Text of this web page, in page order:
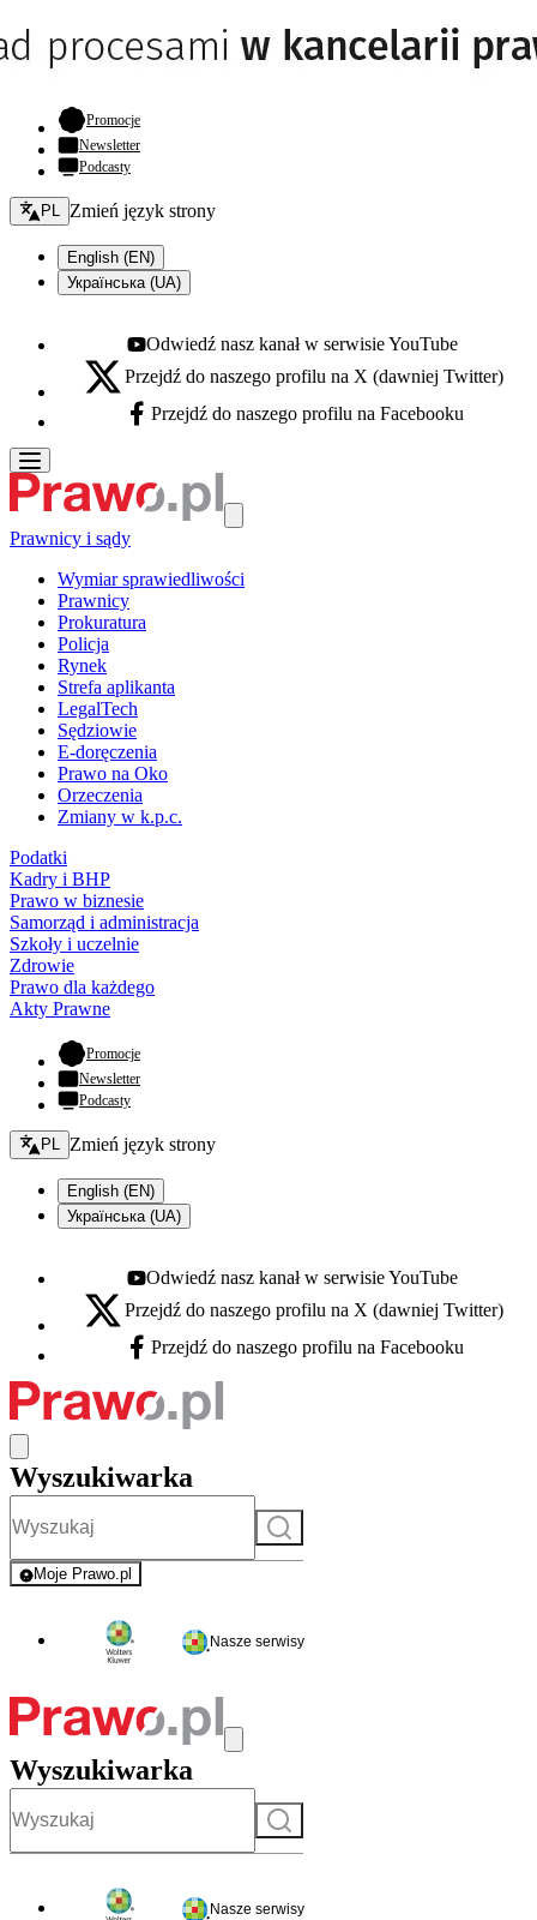
Promocje- otwiera się w nowej karcie
Newsletter
Podcasty
Zmień język - bieżący:
PL Zmień język strony
English (EN)
Українська (UA)
Youtube - otwiera się w nowej karcie
Odwiedź nasz kanał w serwisie YouTube
X - otwiera się w nowej karcie
Przejdź do naszego profilu na X (dawniej Twitter)
Facebook - otwiera się w nowej karcie
Przejdź do naszego profilu na Facebooku
Prawnicy i sądy
Wymiar sprawiedliwości
Prawnicy
Prokuratura
Policja
Rynek
Strefa aplikanta
LegalTech
Sędziowie
E-doręczenia
Prawo na Oko
Orzeczenia
Zmiany w k.p.c.
Podatki
Kadry i BHP
Prawo w biznesie
Samorząd i administracja
Szkoły i uczelnie
Zdrowie
Prawo dla każdego
Akty Prawne
Promocje- otwiera się w nowej karcie
Newsletter
Podcasty
Zmień język - bieżący:
PL Zmień język strony
English (EN)
Українська (UA)
Youtube - otwiera się w nowej karcie
Odwiedź nasz kanał w serwisie YouTube
X - otwiera się w nowej karcie
Przejdź do naszego profilu na X (dawniej Twitter)
Facebook - otwiera się w nowej karcie
Przejdź do naszego profilu na Facebooku
Wyszukiwarka
Szukaj
Moje Prawo.pl
- rejestracja i logowanie do serwisu
Nasze serwisy
Wyszukiwarka
Szukaj
Nasze serwisy